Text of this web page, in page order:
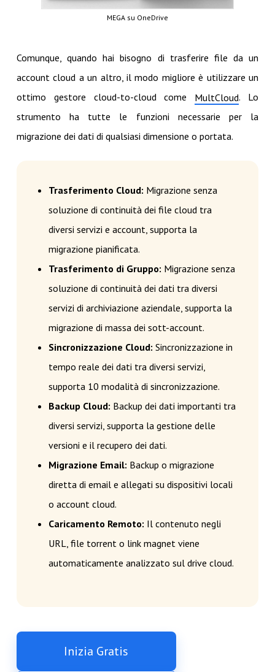
MEGA su OneDrive
Comunque, quando hai bisogno di trasferire file da un
account cloud a un altro, il modo migliore è utilizzare un
ottimo gestore cloud-to-cloud come MultCloud. Lo
strumento ha tutte le funzioni necessarie per la
migrazione dei dati di qualsiasi dimensione o portata.
Trasferimento Cloud: Migrazione senza
soluzione di continuità dei file cloud tra
diversi servizi e account, supporta la
migrazione pianificata.
Trasferimento di Gruppo: Migrazione senza
soluzione di continuità dei dati tra diversi
servizi di archiviazione aziendale, supporta la
migrazione di massa dei sott-account.
Sincronizzazione Cloud: Sincronizzazione in
tempo reale dei dati tra diversi servizi,
supporta 10 modalità di sincronizzazione.
Backup Cloud: Backup dei dati importanti tra
diversi servizi, supporta la gestione delle
versioni e il recupero dei dati.
Migrazione Email: Backup o migrazione
diretta di email e allegati su dispositivi locali
o account cloud.
Caricamento Remoto: Il contenuto negli
URL, file torrent o link magnet viene
automaticamente analizzato sul drive cloud.
Inizia Gratis